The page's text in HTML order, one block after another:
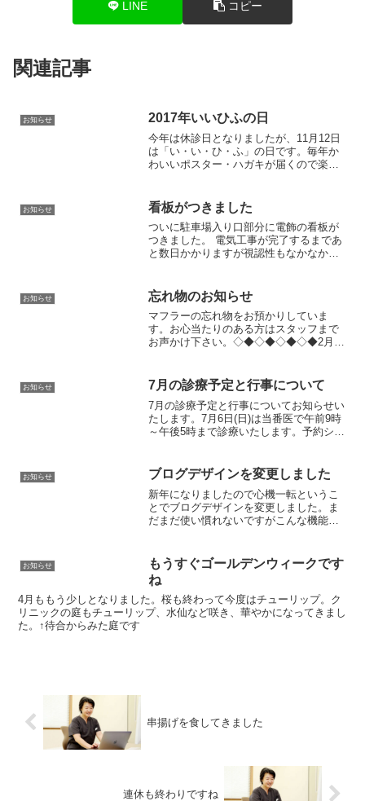
LINE コピー
関連記事
お知らせ 2017年いいひふの日
今年は休診日となりましたが、11月12日
は「い・い・ひ・ふ」の日です。毎年か
わいいポスター・ハガキが届くので楽し
み、その他のトラブルが多くなる時季で
す。当院でも引き続き皆...
お知らせ 看板がつきました
ついに駐車場入り口部分に電飾の看板が
つきました。 電気工事が完了するまであ
と数日かかりますが視認性もなかなかで
「場所わからんで行き過ぎた～」とおっ
しやる方が減ると思われま...
お知らせ 忘れ物のお知らせ
マフラーの忘れ物をお預かりしていま
す。お心当たりのある方はスタッフまで
お声かけ下さい。◇◆◇◆◇◆◇◆2月に
が、当番医で午前9時～午後5時まで診療
いたします。当番...
お知らせ 7月の診療予定と行事について
7月の診療予定と行事についてお知らせい
たします。7月6日(日)は当番医で午前9時
～午後5時まで診療いたします。予約シス
急患の方があった場合は診察順を変更さ
せていただくこ...
お知らせ ブログデザインを変更しました
新年になりましたので心機一転というこ
とでブログデザインを変更しました。ま
だまだ使い慣れないですがこんな機能が
も入れれるようで便利です。また少しず
つ更新していきますので...
お知らせ
もうすぐゴールデンウィークです
ね
4月ももう少しとなりました。桜も終わって今度はチューリップ。ク
リニックの庭もチューリップ、水仙など咲き、華やかになってきまし
た。↑待合からみた庭です
串揚げを食してきました
連休も終わりですね